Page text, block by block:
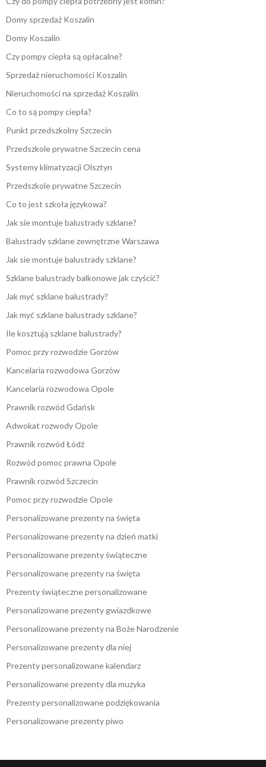
Domy sprzedaż Koszalin
Domy Koszalin
Czy pompy ciepła są opłacalne?
Sprzedaż nieruchomości Koszalin
Nieruchomości na sprzedaż Koszalin
Co to są pompy ciepła?
Punkt przedszkolny Szczecin
Przedszkole prywatne Szczecin cena
Systemy klimatyzacji Olsztyn
Przedszkole prywatne Szczecin
Co to jest szkoła językowa?
Jak sie montuje balustrady szklane?
Balustrady szklane zewnętrzne Warszawa
Jak sie montuje balustrady szklane?
Szklane balustrady balkonowe jak czyścić?
Jak myć szklane balustrady?
Jak myć szklane balustrady szklane?
Ile kosztują szklane balustrady?
Pomoc przy rozwodzie Gorzów
Kancelaria rozwodowa Gorzów
Kancelaria rozwodowa Opole
Prawnik rozwód Gdańsk
Adwokat rozwody Opole
Prawnik rozwód Łódź
Rozwód pomoc prawna Opole
Prawnik rozwód Szczecin
Pomoc przy rozwodzie Opole
Personalizowane prezenty na święta
Personalizowane prezenty na dzień matki
Personalizowane prezenty świąteczne
Personalizowane prezenty na święta
Prezenty świąteczne personalizowane
Personalizowane prezenty gwiazdkowe
Personalizowane prezenty na Boże Narodzenie
Personalizowane prezenty dla niej
Prezenty personalizowane kalendarz
Personalizowane prezenty dla muzyka
Prezenty personalizowane podziękowania
Personalizowane prezenty piwo